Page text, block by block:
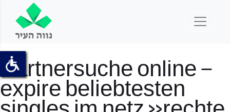
Partnersuche online –
expire beliebtesten